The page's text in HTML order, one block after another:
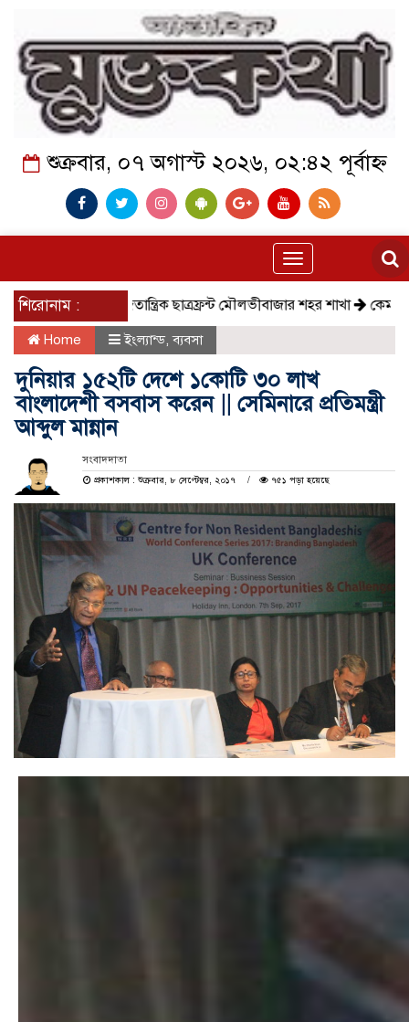
শুক্রবার, ০৭ অগাস্ট ২০২৬, ০২:৪২ পূর্বাহ্ন
Toggle
navigation
শিরোনাম :
সমাজতান্ত্রিক ছাত্রফ্রন্ট মৌলভীবাজার শহর শাখা কেমন আছে
Home ইংল্যান্ড,ব্যবসা
দুনিয়ার ১৫২টি দেশে ১কোটি ৩০ লাখ
বাংলাদেশী বসবাস করেন || সেমিনারে প্রতিমন্ত্রী
আব্দুল মান্নান
সংবাদদাতা
প্রকাশকাল : শুক্রবার, ৮ সেপ্টেম্বর, ২০১৭
৭৫১ পড়া হয়েছে